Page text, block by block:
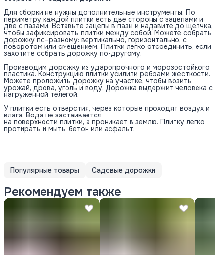
Для сборки не нужны дополнительные инструменты. По
периметру каждой плитки есть две стороны с зацепами и
две с пазами. Вставьте зацепы в пазы и надавите до щелчка,
чтобы зафиксировать плитки между собой. Можете собрать
дорожку по–разному: вертикально, горизонтально, с
поворотом или смещением. Плитки легко отсоединить, если
захотите собрать дорожку по-другому.
Производим дорожку из ударопрочного и морозостойкого
пластика. Конструкцию плитки усилили рёбрами жёсткости.
Можете проложить дорожку на участке, чтобы возить
урожай, дрова, уголь и воду. Дорожка выдержит человека с
нагруженной телегой.
У плитки есть отверстия, через которые проходят воздух и
влага. Вода не застаивается
на поверхности плитки, а проникает в землю. Плитку легко
протирать и мыть. бетон или асфальт.
Популярные товары Садовые дорожки
Рекомендуем также